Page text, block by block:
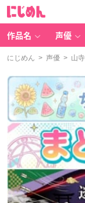
作品名 声優
にじめん > 声優 > 山